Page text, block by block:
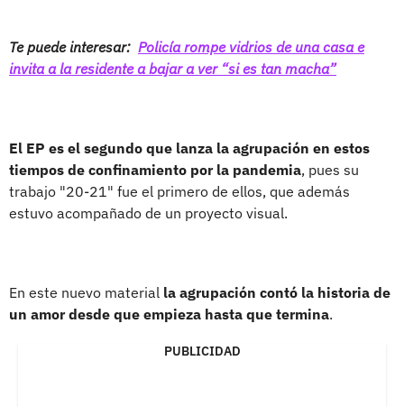
Te puede interesar: Policía rompe vidrios de una casa e
invita a la residente a bajar a ver “si es tan macha”
El EP es el segundo que lanza la agrupación en estos
tiempos de confinamiento por la pandemia, pues su
trabajo "20-21" fue el primero de ellos, que además
estuvo acompañado de un proyecto visual.
En este nuevo material la agrupación contó la historia de
un amor desde que empieza hasta que termina.
PUBLICIDAD